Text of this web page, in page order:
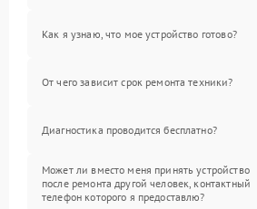
Как я узнаю, что мое устройство готово?
От чего зависит срок ремонта техники?
Диагностика проводится бесплатно?
Может ли вместо меня принять устройство
после ремонта другой человек, контактный
телефон которого я предоставлю?